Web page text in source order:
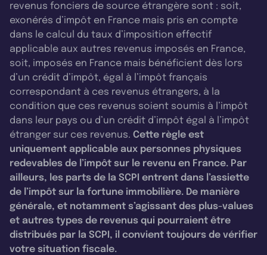
revenus fonciers de source étrangère sont : soit,
exonérés d’impôt en France mais pris en compte
dans le calcul du taux d’imposition effectif
applicable aux autres revenus imposés en France,
soit, imposés en France mais bénéficient dès lors
d’un crédit d’impôt, égal à l’impôt français
correspondant à ces revenus étrangers, à la
condition que ces revenus soient soumis à l’impôt
dans leur pays ou d’un crédit d’impôt égal à l’impôt
étranger sur ces revenus. Cette règle est
uniquement applicable aux personnes physiques
redevables de l’impôt sur le revenu en France. Par
ailleurs, les parts de la SCPI entrent dans l’assiette
de l’impôt sur la fortune immobilière. De manière
générale, et notamment s’agissant des plus-values
et autres types de revenus qui pourraient être
distribués par la SCPI, il convient toujours de vérifier
votre situation fiscale.